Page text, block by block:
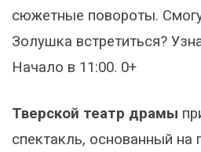
сюжетные повороты.
Золушка встретиться?
Начало в 11:00. 0+
Тверской театр драмы
спектакль, основанный на